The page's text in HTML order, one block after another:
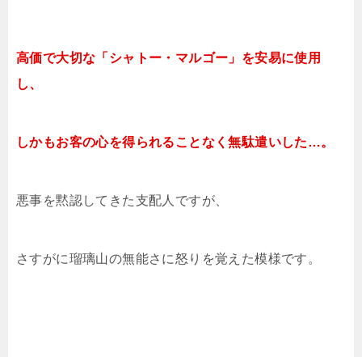
高価で大切な「シャトー・マルゴー」を安易に使用
し、
しかもお客の心を得られることなく無駄遣いした…。
悪事を黙認してきた支配人ですが、
さすがに瑠璃山の無能さに怒りを覚えた模様です。